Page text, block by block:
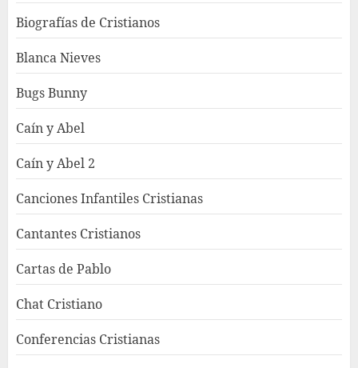
Biografías de Cristianos
Blanca Nieves
Bugs Bunny
Caín y Abel
Caín y Abel 2
Canciones Infantiles Cristianas
Cantantes Cristianos
Cartas de Pablo
Chat Cristiano
Conferencias Cristianas